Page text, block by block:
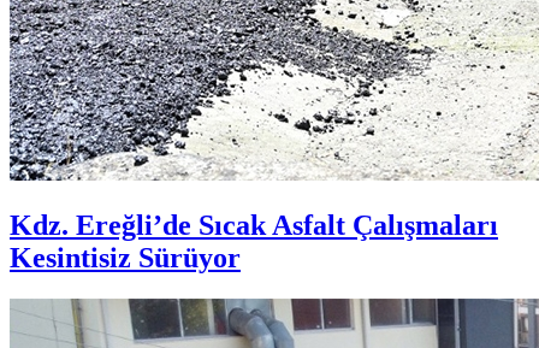
Kdz. Ereğli’de Sıcak Asfalt Çalışmaları
Kesintisiz Sürüyor